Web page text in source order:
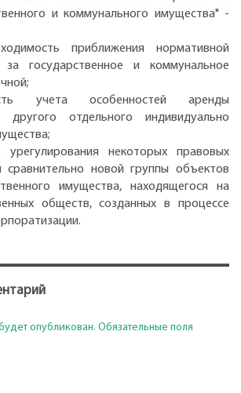
и коммунального имущества" -
приближения нормативной
государственное и коммунальное
учета особенностей аренды
отдельного индивидуально
урегулирования некоторых правовых
сравнительно новой группы объектов
имущества, находящегося на
обществ, созданных в процессе
опубликован. Обязательные поля